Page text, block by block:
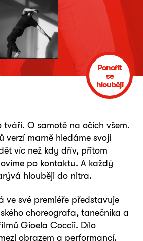
Ponořit
se
hlouběji
tváří. O samotě na očích všem.
verzí marně hledáme svoji
víc než kdy dřív, přitom
po kontaktu. A každý
hlouběji do nitra.
ve své premiéře představuje
choreografa, tanečníka a
Gioela Coccii. Dílo
obrazem a performancí.